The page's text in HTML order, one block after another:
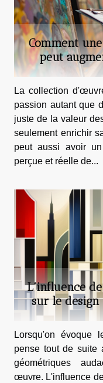
Comment
peut
La collection
passion autant que
juste de la valeur
seulement enrichir
peut aussi avoir
perçue et réelle de...
L'influence
sur le
Lorsqu'on évoque
pense tout de suite
géométriques
œuvre. L'influence